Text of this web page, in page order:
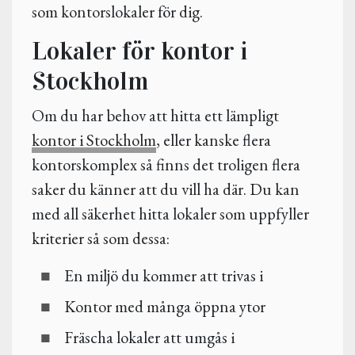
som kontorslokaler för dig.
Lokaler för kontor i
Stockholm
Om du har behov att hitta ett lämpligt
kontor i Stockholm, eller kanske flera
kontorskomplex så finns det troligen flera
saker du känner att du vill ha där. Du kan
med all säkerhet hitta lokaler som uppfyller
kriterier så som dessa:
En miljö du kommer att trivas i
Kontor med många öppna ytor
Fräscha lokaler att umgås i